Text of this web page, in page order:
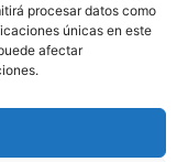
procesar datos como
únicas en este
afectar